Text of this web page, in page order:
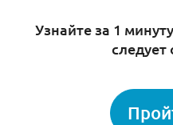
Узнайте за 1